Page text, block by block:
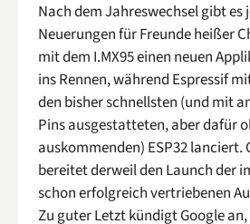
Nach dem Jahreswechsel gibt es
Neuerungen für Freunde heißer
mit dem I.MX95 einen neuen
ins Rennen, während Espressif
den bisher schnellsten (und mit
Pins ausgestatteten, aber dafür
auskommenden) ESP32 lanciert.
bereitet derweil den Launch der
schon erfolgreich vertriebenen
Zu guter Letzt kündigt Google an,